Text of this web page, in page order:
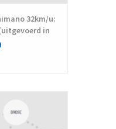
32km/u:
in